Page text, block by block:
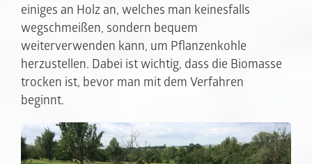
einiges an Holz an, welches man keinesfalls
wegschmeißen, sondern bequem
weiterverwenden kann, um Pflanzenkohle
herzustellen. Dabei ist wichtig, dass die Biomasse
trocken ist, bevor man mit dem Verfahren
beginnt.